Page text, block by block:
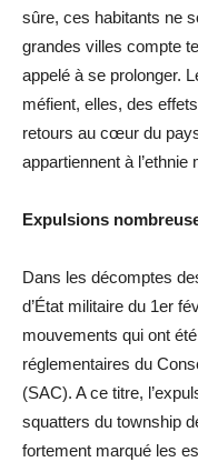
sûre, ces habitants ne
grandes villes compte
appelé à se prolonger.
méfient, elles, des
retours au cœur du
appartiennent à l’ethnie
Expulsions
Dans les décomptes
d’État militaire du 1er
mouvements qui ont
réglementaires du
(SAC). A ce titre,
squatters du township
fortement marqué les